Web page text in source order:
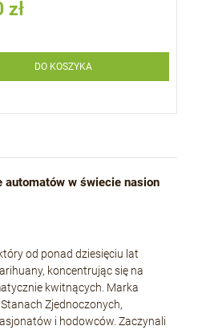
zł
DO KOSZYKA
automatów w świecie nasion
od ponad dziesięciu lat
koncentrując się na
kwitnących. Marka
Zjednoczonych,
i hodowców. Zaczynali